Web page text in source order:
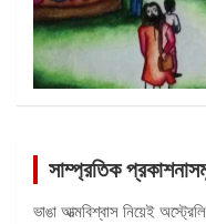
সাম্প্রতিক
ভাঙা আত্মবিশ্বাস নিয়েই